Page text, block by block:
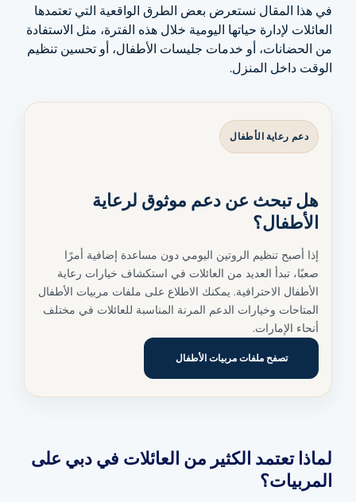
في هذا المقال نستعرض بعض الطرق الواقعية التي تعتمدها
العائلات لإدارة حياتها اليومية خلال هذه الفترة، مثل الاستفادة
من الحضانات، أو خدمات جليسات الأطفال، أو تحسين تنظيم
الوقت داخل المنزل.
دعم رعاية الأطفال
هل تبحث عن دعم موثوق لرعاية
الأطفال؟
إذا أصبح تنظيم الروتين اليومي دون مساعدة إضافية أمرًا
صعبًا، تبدأ العديد من العائلات في استكشاف خيارات رعاية
الأطفال الاحترافية. يمكنك الاطلاع على ملفات مربيات الأطفال
المتاحات وخيارات الدعم المرنة المناسبة للعائلات في مختلف
أنحاء الإمارات.
تصفح ملفات مربيات الأطفال
لماذا تعتمد الكثير من العائلات في دبي على
المربيات؟